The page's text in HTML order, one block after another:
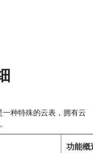
种特殊的云表，拥有云
功能概